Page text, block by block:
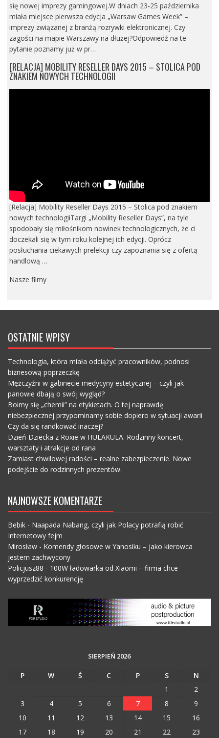
się nowej imprezy gamingowej.W dniach 23-25 października
miała miejsce pierwsza edycja „Warsaw Games Week” –
imprezy związanej z branżą rozrywki elektronicznej. Czy
zagości na mapie Warszawy na dłużej?Odpowiedź na te
pytanie poznamy już w pr…
[RELACJA] MOBILITY RESELLER DAYS 2015 – STOLICA POD
ZNAKIEM NOWYCH TECHNOLOGII
[Relacja] Mobility Reseller Days 2015 – Stolica pod znakiem
nowych technologiiTargi „Mobility Reseller Days”, na tyle
spodobały się miłośnikom nowinek technologicznych, że ci
doczekali się w tym roku kolejnej ich edycji. Oprócz
posłuchania ciekawych prelekcji czy zapoznania się z ofertą
handlową …
Nasze filmy
OSTATNIE WPISY
Technologia, która miała odciążyć pracowników, podnosi
biznesową poprzeczkę
Mężczyźni w gabinecie medycyny estetycznej – czyli jak
panowie dbają o swój wygląd?
Boimy się „chemii” na etykietach. O tej naprawdę
niebezpiecznej przypominamy sobie dopiero w sytuacji awarii
Czy da się randkować inaczej?
Dzień Dziecka z Roxie w HULAKULA. Rodzinny koncert,
warsztaty i atrakcje od rana
Zamiast chwilowej radości – realne zabezpieczenie. Nowe
podejście do rodzinnych prezentów.
NAJNOWSZE KOMENTARZE
Bebik- Naapada Nabang, czyli jak Polacy potrafią robić
Internetowy fejm
Mirosław- Komendy głosowe w Yanosiku – jako kierowca
jestem zachwycony
Policjusz88 - 100W ładowarka od Xiaomi – firma chce
wyprzedzić konkurencję
SIERPIEŃ 2026
P W Ś C P S
N
1
2
3
4 5 6 7 8
9
10
11 12 13 14 15
16
17
18 19 20 21 22 23